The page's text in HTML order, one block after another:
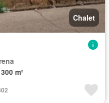
Chalet
300 m²